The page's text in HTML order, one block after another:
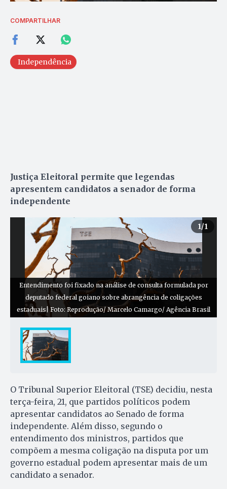
COMPARTILHAR
Independência
Justiça Eleitoral permite que legendas
apresentem candidatos a senador de forma
independente
1/1
Entendimento foi fixado na análise de consulta formulada por
deputado federal goiano sobre abrangência de coligações
estaduais| Foto: Reprodução/ Marcelo Camargo/ Agência Brasil
O Tribunal Superior Eleitoral (TSE) decidiu, nesta
terça-feira, 21, que partidos políticos podem
apresentar candidatos ao Senado de forma
independente. Além disso, segundo o
entendimento dos ministros, partidos que
compõem a mesma coligação na disputa por um
governo estadual podem apresentar mais de um
candidato a senador.